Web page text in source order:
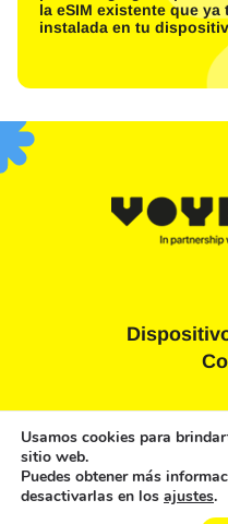
la eSIM existente que ya
instalada en tu
Usamos cookies para
sitio web.
Puedes obtener más
desactivarlas en los ajustes.